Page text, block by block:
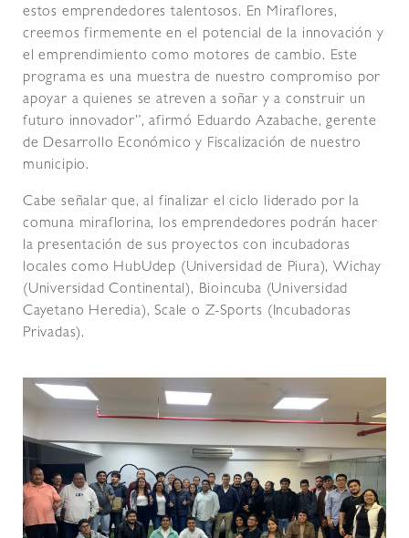
estos emprendedores talentosos. En Miraflores,
creemos firmemente en el potencial de la innovación y
el emprendimiento como motores de cambio. Este
programa es una muestra de nuestro compromiso por
apoyar a quienes se atreven a soñar y a construir un
futuro innovador”, afirmó Eduardo Azabache, gerente
de Desarrollo Económico y Fiscalización de nuestro
municipio.
Cabe señalar que, al finalizar el ciclo liderado por la
comuna miraflorina, los emprendedores podrán hacer
la presentación de sus proyectos con incubadoras
locales como HubUdep (Universidad de Piura), Wichay
(Universidad Continental), Bioincuba (Universidad
Cayetano Heredia), Scale o Z-Sports (Incubadoras
Privadas).